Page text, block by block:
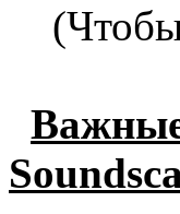
(Чтобы